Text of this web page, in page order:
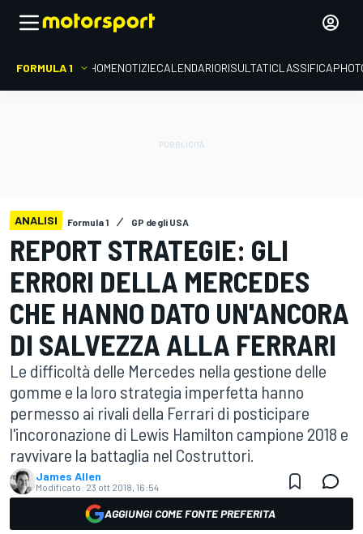
FORMULA 1 HOMENOTIZIECALENDARIORISULTATICLASSIFICA
ANALISI Formula 1 GP degli USA
REPORT STRATEGIE: GLI
ERRORI DELLA MERCEDES
CHE HANNO DATO UN'ANCORA
DI SALVEZZA ALLA FERRARI
Le difficoltà delle Mercedes nella gestione delle
gomme e la loro strategia imperfetta hanno
permesso ai rivali della Ferrari di posticipare
l'incoronazione di Lewis Hamilton campione 2018 e
ravvivare la battaglia nel Costruttori.
James Allen
Modificato: 23 ott 2018, 16:54
AGGIUNGI COME FONTE PREFERITA